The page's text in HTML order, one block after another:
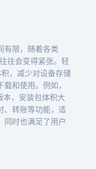
有限，随着各类
往会变得紧张。轻
，减少对设备存储
和使用。例如，
本，安装包体积大
、转账等功能，适
同时也满足了用户